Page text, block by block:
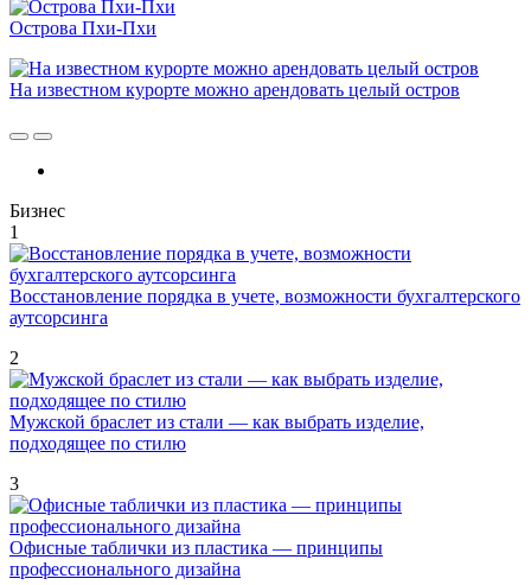
Острова Пхи-Пхи
На известном курорте можно арендовать целый остров
Бизнес
1
Восстановление порядка в учете, возможности бухгалтерского
аутсорсинга
2
Мужской браслет из стали — как выбрать изделие,
подходящее по стилю
3
Офисные таблички из пластика — принципы
профессионального дизайна